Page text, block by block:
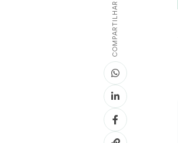
COMPARTILHAR